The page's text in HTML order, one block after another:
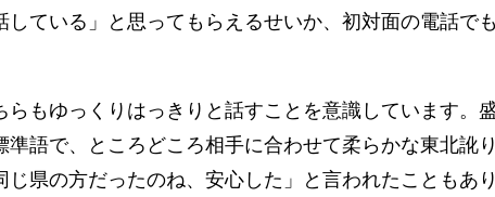
ている」と思ってもらえるせいか、初対面の電話で
もゆっくりはっきりと話すことを意識しています。
語で、ところどころ相手に合わせて柔らかな東北訛
県の方だったのね、安心した」と言われたこともあ